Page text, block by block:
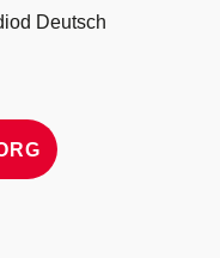
Deutsch